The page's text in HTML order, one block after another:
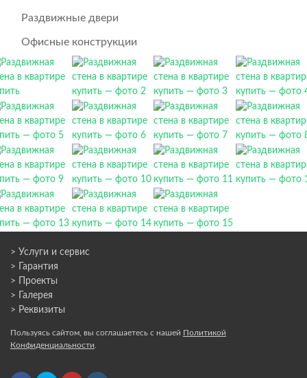
Раздвижные двери
Офисные конструкции
> Услуги и сервис
> Гарантия
> Проекты
> Галерея
> Реквизиты
Пользуясь сайтом, вы соглашаетесь с нашей Политикой
Конфиденциальности